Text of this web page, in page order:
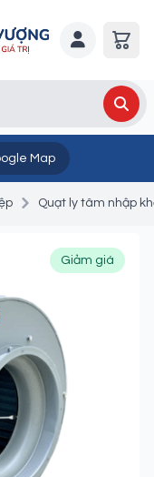
Map
Quạt ly tâm nhập
Giảm giá